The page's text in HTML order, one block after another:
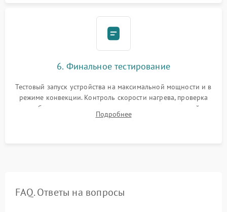
6. Финальное тестирование
Тестовый запуск устройства на максимальной мощности и в
режиме конвекции. Контроль скорости нагрева, проверка
срабатывания термостата при достижении заданной
температуры и тест на отсутствие утечек тока.
Подробнее
FAQ. Ответы на вопросы